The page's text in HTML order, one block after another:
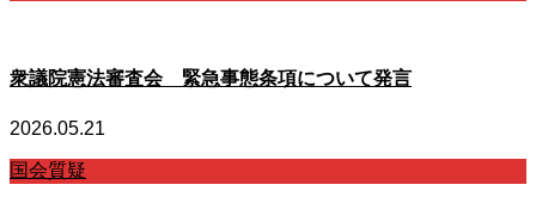
衆議院憲法審査会 緊急事態条項について発言
2026.05.21
国会質疑